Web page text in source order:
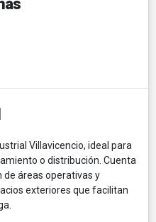
Villavicencio, ideal para
o distribución. Cuenta
de áreas operativas y
exteriores que facilitan